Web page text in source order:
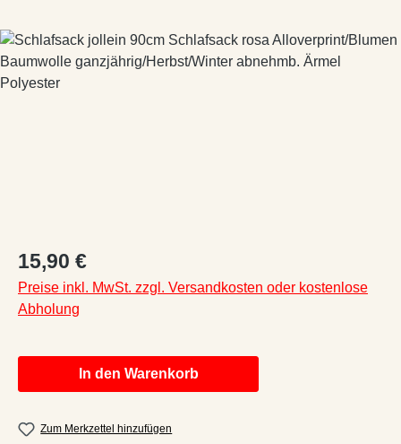
Bildergalerie überspringen
Regulärer Preis:
15,90 €
Preise inkl. MwSt. zzgl. Versandkosten oder kostenlose
Abholung
In den Warenkorb
Zum Merkzettel hinzufügen